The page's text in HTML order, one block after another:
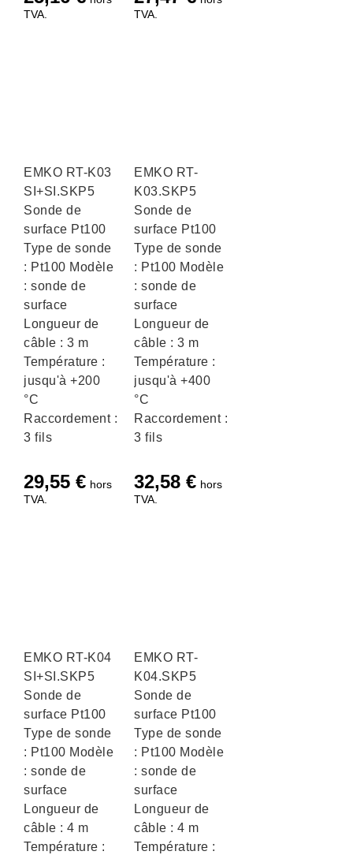
TVA.
TVA.
EMKO RT-K03
SI+SI.SKP5
Sonde de
surface Pt100
Type de sonde
: Pt100 Modèle
: sonde de
surface
Longueur de
câble : 3 m
Température :
jusqu'à +200
°C
Raccordement :
3 fils
29,55 € hors
TVA.
EMKO RT-
K03.SKP5
Sonde de
surface Pt100
Type de sonde
: Pt100 Modèle
: sonde de
surface
Longueur de
câble : 3 m
Température :
jusqu'à +400
°C
Raccordement :
3 fils
32,58 € hors
TVA.
EMKO RT-K04
SI+SI.SKP5
Sonde de
surface Pt100
Type de sonde
: Pt100 Modèle
: sonde de
surface
Longueur de
câble : 4 m
Température :
EMKO RT-
K04.SKP5
Sonde de
surface Pt100
Type de sonde
: Pt100 Modèle
: sonde de
surface
Longueur de
câble : 4 m
Température :